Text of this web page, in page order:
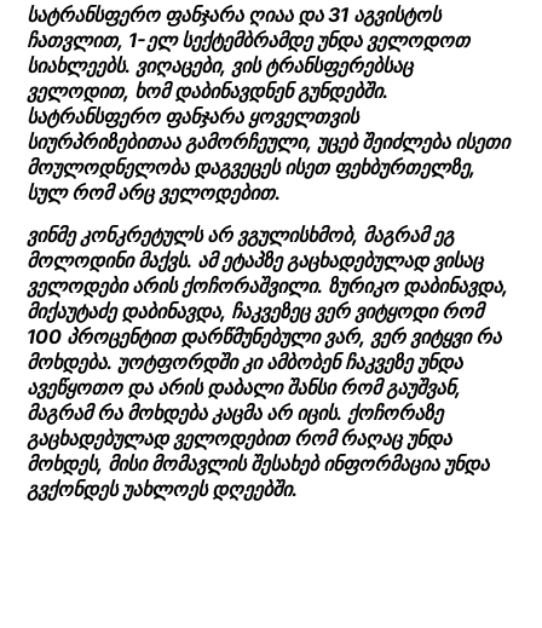
სატრანსფერო ფანჯარა ღიაა და 31 აგვისტოს
ჩათვლით, 1-ელ სექტემბრამდე უნდა ველოდოთ
სიახლეებს. ვიღაცები, ვის ტრანსფერებსაც
ველოდით, ხომ დაბინავდნენ გუნდებში.
სატრანსფერო ფანჯარა ყოველთვის
სიურპრიზებითაა გამორჩეული, უცებ შეიძლება ისეთი
მოულოდნელობა დაგვეცეს ისეთ ფეხბურთელზე,
სულ რომ არც ველოდებით.
ვინმე კონკრეტულს არ ვგულისხმობ, მაგრამ ეგ
მოლოდინი მაქვს. ამ ეტაპზე გაცხადებულად ვისაც
ველოდები არის ქოჩორაშვილი. ზურიკო დაბინავდა,
მიქაუტაძე დაბინავდა, ჩაკვეზეც ვერ ვიტყოდი რომ
100 პროცენტით დარწმუნებული ვარ, ვერ ვიტყვი რა
მოხდება. უოტფორდში კი ამბობენ ჩაკვეზე უნდა
ავეწყოთო და არის დაბალი შანსი რომ გაუშვან,
მაგრამ რა მოხდება კაცმა არ იცის. ქოჩორაზე
გაცხადებულად ველოდებით რომ რაღაც უნდა
მოხდეს, მისი მომავლის შესახებ ინფორმაცია უნდა
გვქონდეს უახლოეს დღეებში.